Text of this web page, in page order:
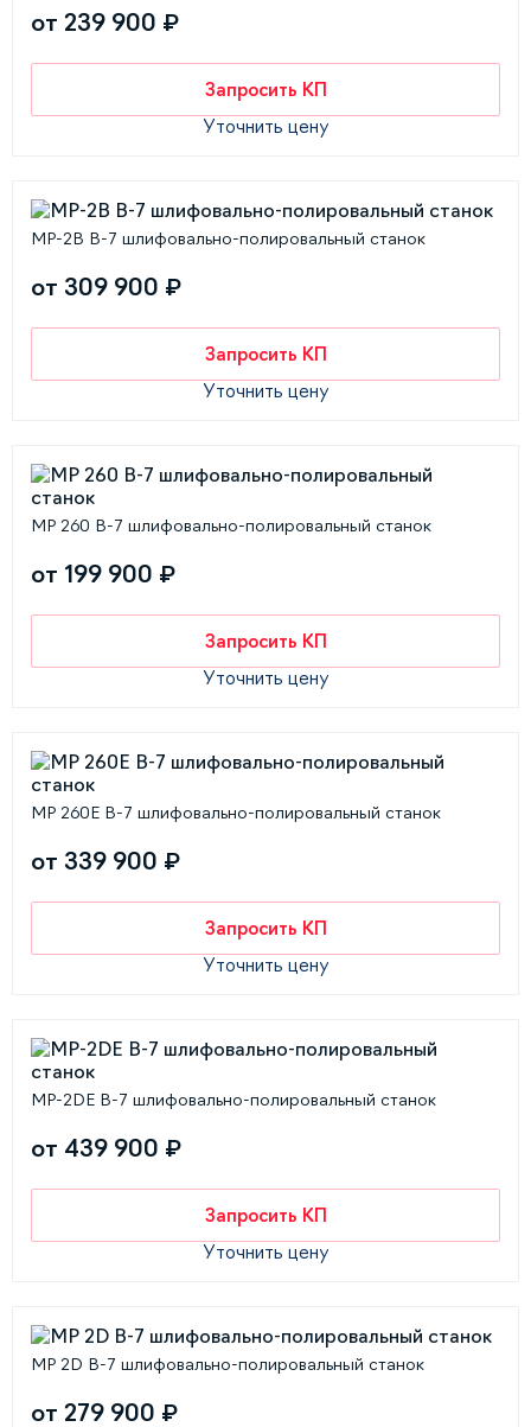
от 239 900 ₽
Запросить КП
Уточнить цену
MP-2B В-7 шлифовально-полировальный станок
от 309 900 ₽
Запросить КП
Уточнить цену
MP 260 В-7 шлифовально-полировальный станок
от 199 900 ₽
Запросить КП
Уточнить цену
MP 260E В-7 шлифовально-полировальный станок
от 339 900 ₽
Запросить КП
Уточнить цену
MP-2DE В-7 шлифовально-полировальный станок
от 439 900 ₽
Запросить КП
Уточнить цену
MP 2D В-7 шлифовально-полировальный станок
от 279 900 ₽